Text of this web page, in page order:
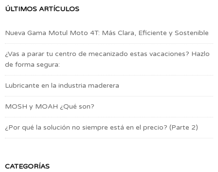
ÚLTIMOS ARTÍCULOS
Nueva Gama Motul Moto 4T: Más Clara, Eficiente y Sostenible
¿Vas a parar tu centro de mecanizado estas vacaciones? Hazlo
de forma segura:
Lubricante en la industria maderera
MOSH y MOAH ¿Qué son?
¿Por qué la solución no siempre está en el precio? (Parte 2)
CATEGORÍAS